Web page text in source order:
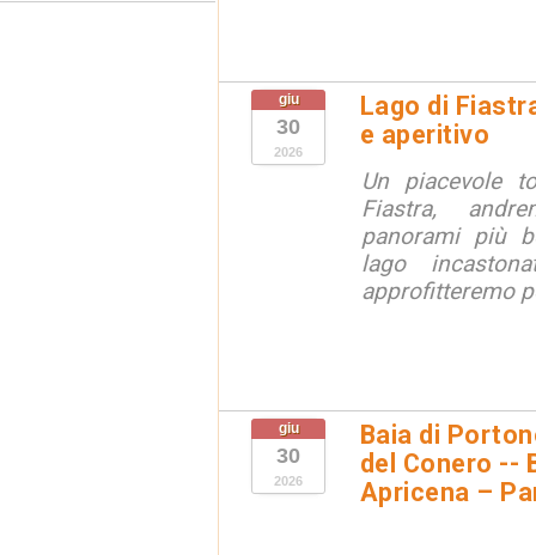
giu
30
2026
Lago di
e aperitivo
Un piacevole
Fiastra,
panorami più
lago
approfitteremo
giu
30
2026
Baia di
del Conero --
Apricena –